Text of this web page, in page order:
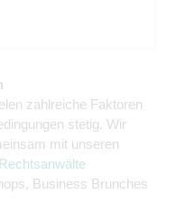
zahlreiche Faktoren
stetig. Wir
mit unseren
Business Brunches